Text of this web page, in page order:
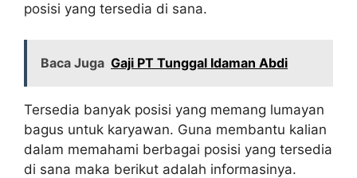
posisi yang tersedia di sana.
Baca Juga Gaji PT Tunggal Idaman Abdi
Tersedia banyak posisi yang memang lumayan
bagus untuk karyawan. Guna membantu kalian
dalam memahami berbagai posisi yang tersedia
di sana maka berikut adalah informasinya.